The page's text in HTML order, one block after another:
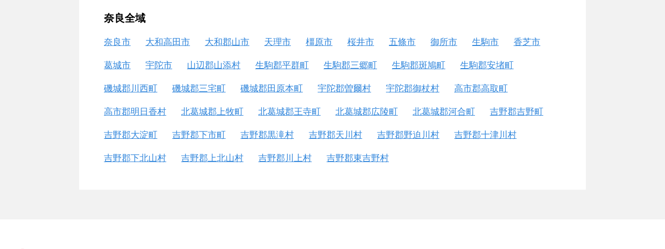
奈良全域
奈良市 大和高田市 大和郡山市 天理市 橿原市 桜井市 五條市 御所市 生駒市 香芝市
葛城市 宇陀市 山辺郡山添村 生駒郡平群町 生駒郡三郷町 生駒郡斑鳩町 生駒郡安堵町
磯城郡川西町 磯城郡三宅町 磯城郡田原本町 宇陀郡曽爾村 宇陀郡御杖村 高市郡高取町
高市郡明日香村 北葛城郡上牧町 北葛城郡王寺町 北葛城郡広陵町 北葛城郡河合町 吉野郡吉野町
吉野郡大淀町 吉野郡下市町 吉野郡黒滝村 吉野郡天川村 吉野郡野迫川村 吉野郡十津川村
吉野郡下北山村 吉野郡上北山村 吉野郡川上村 吉野郡東吉野村